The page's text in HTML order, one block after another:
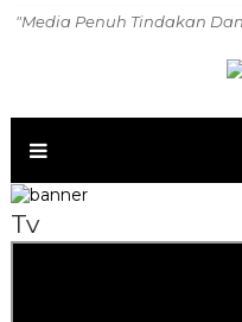
"Media Penuh Tindakan
Tv